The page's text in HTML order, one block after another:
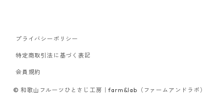
プライバシーポリシー
特定商取引法に基づく表記
会員規約
© 和歌山フルーツひとさじ工房｜farm&lab（ファームアンドラボ）